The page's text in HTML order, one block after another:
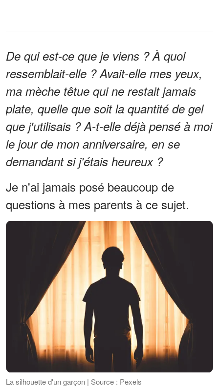
De qui est-ce que je viens ? À quoi
ressemblait-elle ? Avait-elle mes yeux,
ma mèche têtue qui ne restait jamais
plate, quelle que soit la quantité de gel
que j'utilisais ? A-t-elle déjà pensé à moi
le jour de mon anniversaire, en se
demandant si j'étais heureux ?
Je n'ai jamais posé beaucoup de
questions à mes parents à ce sujet.
La silhouette d'un garçon | Source : Pexels